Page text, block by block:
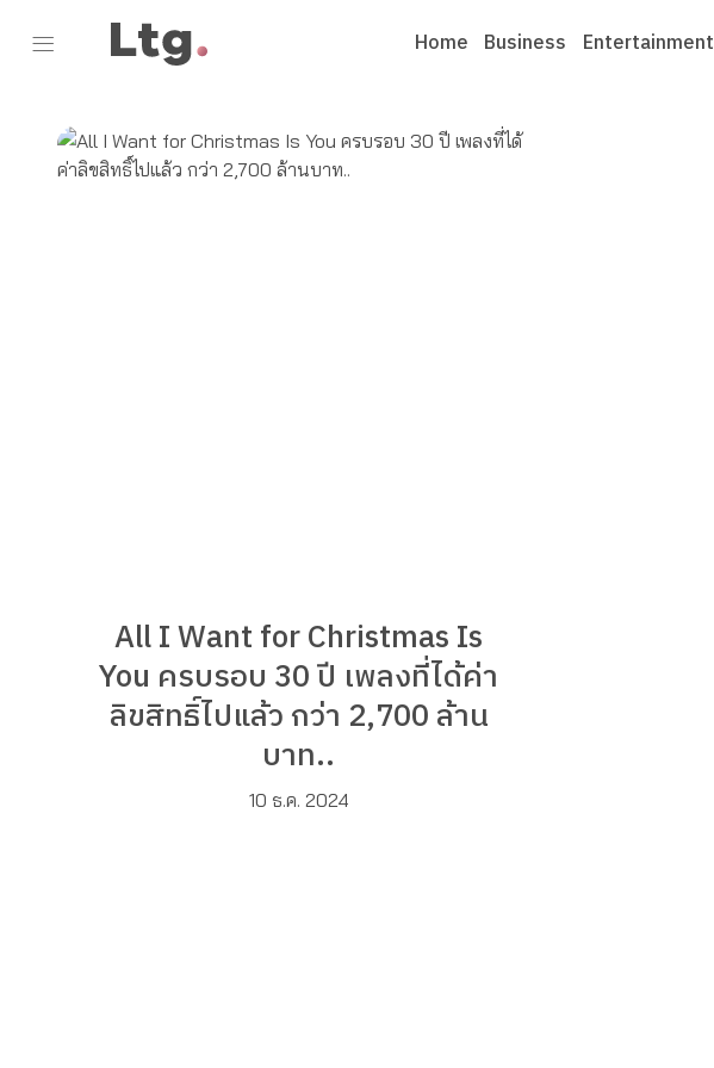
Home Business Entertainment
All I Want for Christmas Is
You ครบรอบ 30 ปี เพลงที่ได้ค่า
ลิขสิทธิ์ไปแล้ว กว่า 2,700 ล้าน
บาท..
10 ธ.ค. 2024